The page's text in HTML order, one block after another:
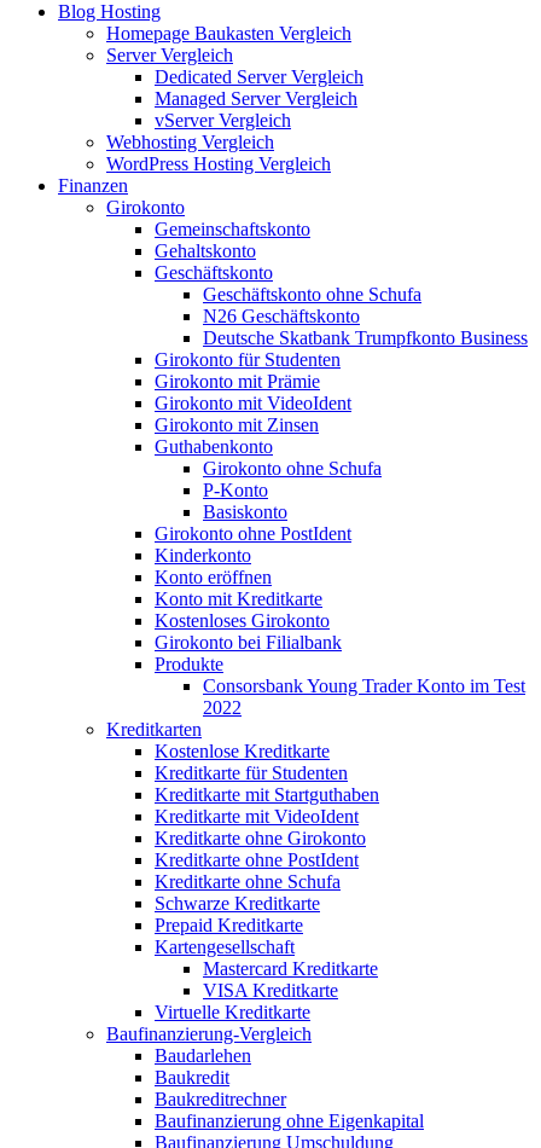
Blog Hosting
Homepage Baukasten Vergleich
Server Vergleich
Dedicated Server Vergleich
Managed Server Vergleich
vServer Vergleich
Webhosting Vergleich
WordPress Hosting Vergleich
Finanzen
Girokonto
Gemeinschaftskonto
Gehaltskonto
Geschäftskonto
Geschäftskonto ohne Schufa
N26 Geschäftskonto
Deutsche Skatbank Trumpfkonto Business
Girokonto für Studenten
Girokonto mit Prämie
Girokonto mit VideoIdent
Girokonto mit Zinsen
Guthabenkonto
Girokonto ohne Schufa
P-Konto
Basiskonto
Girokonto ohne PostIdent
Kinderkonto
Konto eröffnen
Konto mit Kreditkarte
Kostenloses Girokonto
Girokonto bei Filialbank
Produkte
Consorsbank Young Trader Konto im Test
2022
Kreditkarten
Kostenlose Kreditkarte
Kreditkarte für Studenten
Kreditkarte mit Startguthaben
Kreditkarte mit VideoIdent
Kreditkarte ohne Girokonto
Kreditkarte ohne PostIdent
Kreditkarte ohne Schufa
Schwarze Kreditkarte
Prepaid Kreditkarte
Kartengesellschaft
Mastercard Kreditkarte
VISA Kreditkarte
Virtuelle Kreditkarte
Baufinanzierung-Vergleich
Baudarlehen
Baukredit
Baukreditrechner
Baufinanzierung ohne Eigenkapital
Baufinanzierung Umschuldung